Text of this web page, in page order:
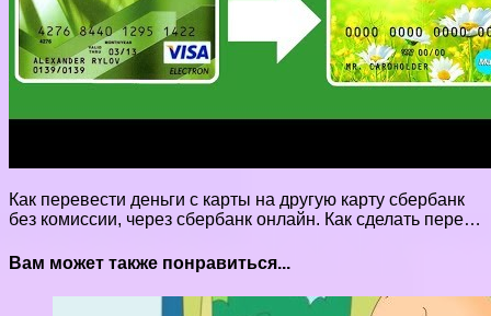
Как перевести деньги с карты на другую карту сбербанк
без комиссии, через сбербанк онлайн. Как сделать пере…
Вам может также понравиться...